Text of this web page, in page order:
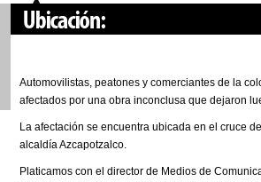
Automovilistas, peatones y comerciantes de la
afectados por una obra inconclusa que dejaron
La afectación se encuentra ubicada en el cruce
alcaldía Azcapotzalco.
Platicamos con el director de Medios de